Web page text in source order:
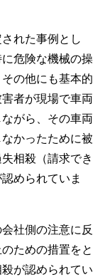
れた事例とし
危険な機械の操
の他にも基本的
者が現場で車両
がら、その車両
かったために被
相殺（請求でき
められていま
社側の注意に反
ための措置をと
が認められてい